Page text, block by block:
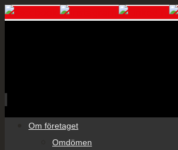
Om företaget
Omdömen